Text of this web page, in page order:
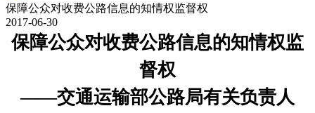
保障公众对收费公路信息的知情权监督权
2017-06-30
保障公众对收费公路信息的知情权监
督权
——交通运输部公路局有关负责人